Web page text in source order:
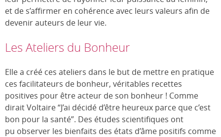
et de s’affirmer en cohérence avec leurs valeurs afin de
devenir auteurs de leur vie.
Les Ateliers du Bonheur
Elle a créé ces ateliers dans le but de mettre en pratique
ces facilitateurs de bonheur, véritables recettes
positives pour être acteur de son bonheur ! Comme
dirait Voltaire “J’ai décidé d’être heureux parce que c’est
bon pour la santé”. Des études scientifiques ont
pu observer les bienfaits des états d’âme positifs comme